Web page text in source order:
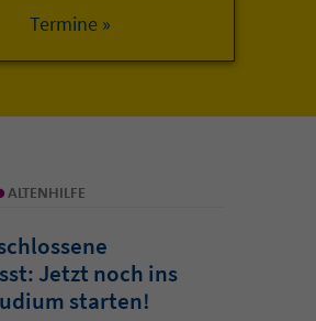
ALTENHILFE
Jetzt noch ins
starten!